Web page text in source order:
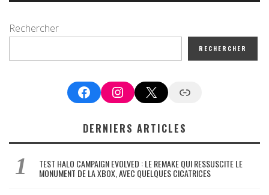
Rechercher
RECHERCHER
FacebookInstagram
X Google News
DERNIERS ARTICLES
TEST HALO CAMPAIGN EVOLVED : LE REMAKE QUI RESSUSCITE LE
MONUMENT DE LA XBOX, AVEC QUELQUES CICATRICES